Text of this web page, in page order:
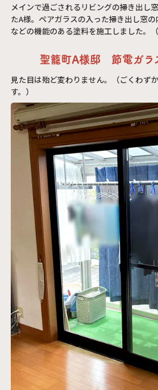
メインで過ごされるリビングの掃き出し
たA様。ペアガラスの入った掃き出し窓
などの機能のある塗料を施工しました。
聖籠町A様邸 節電ガラ
見た目は殆ど変わりません。（ごくわず
す。）